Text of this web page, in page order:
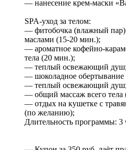
— нанесение крем-маски
SPA-уход за телом:
— фитобочка (влажный
маслами (15-20 мин.);
— ароматное кофейно-
тела (20 мин.);
— теплый освежающий душ;
— шоколадное обертывание
— теплый освежающий душ;
— общий массаж всего тела
— отдых на кушетке с
(по желанию);
Длительность программы: 3